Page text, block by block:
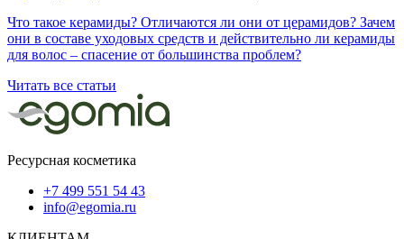
Что такое керамиды? Отличаются ли они от церамидов? Зачем
они в составе уходовых средств и действительно ли керамиды
для волос – спасение от большинства проблем?
Читать все статьи
Ресурсная косметика
+7 499 551 54 43
info@egomia.ru